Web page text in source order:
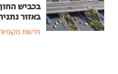
בכביש
באזור
חדשות